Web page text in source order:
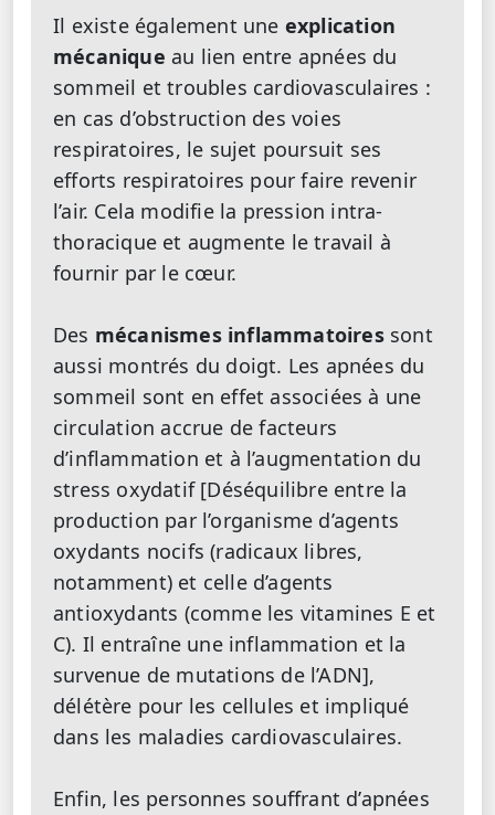
Il existe également une explication
mécanique au lien entre apnées du
sommeil et troubles cardiovasculaires :
en cas d’obstruction des voies
respiratoires, le sujet poursuit ses
efforts respiratoires pour faire revenir
l’air. Cela modifie la pression intra-
thoracique et augmente le travail à
fournir par le cœur.
Des mécanismes inflammatoiressont
aussi montrés du doigt. Les apnées du
sommeil sont en effet associées à une
circulation accrue de facteurs
d’inflammation et à l’augmentation du
stress oxydatif [Déséquilibre entre la
production par l’organisme d’agents
oxydants nocifs (radicaux libres,
notamment) et celle d’agents
antioxydants (comme les vitamines E et
C). Il entraîne une inflammation et la
survenue de mutations de l’ADN],
délétère pour les cellules et impliqué
dans les maladies cardiovasculaires.
Enfin, les personnes souffrant d’apnées